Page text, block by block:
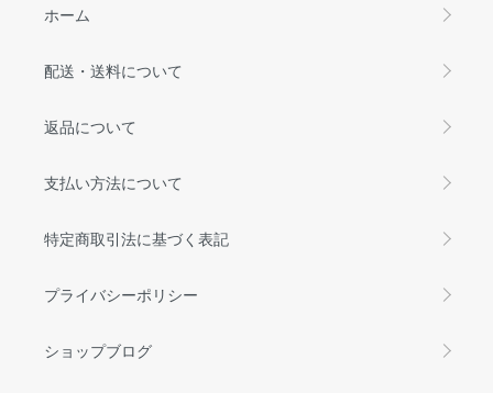
ホーム
配送・送料について
返品について
支払い方法について
特定商取引法に基づく表記
プライバシーポリシー
ショップブログ